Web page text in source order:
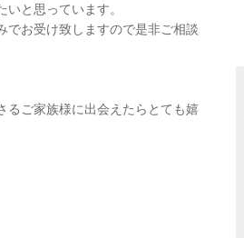
と思っています。
でお受け致しますので是非ご相談
ご家族様に出会えたらとても嬉